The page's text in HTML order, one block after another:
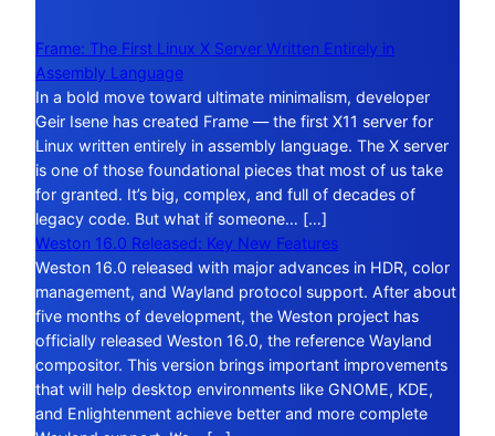
Frame: The First Linux X Server Written Entirely in
Assembly Language
In a bold move toward ultimate minimalism, developer
Geir Isene has created Frame — the first X11 server for
Linux written entirely in assembly language. The X server
is one of those foundational pieces that most of us take
for granted. It’s big, complex, and full of decades of
legacy code. But what if someone… […]
Weston 16.0 Released: Key New Features
Weston 16.0 released with major advances in HDR, color
management, and Wayland protocol support. After about
five months of development, the Weston project has
officially released Weston 16.0, the reference Wayland
compositor. This version brings important improvements
that will help desktop environments like GNOME, KDE,
and Enlightenment achieve better and more complete